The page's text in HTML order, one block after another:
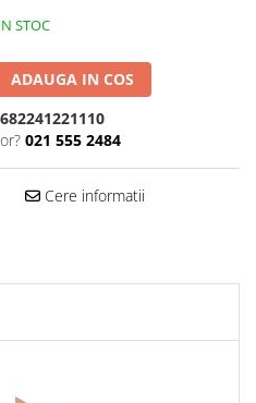
STOC
ADAUGA IN COS
021 555 2484
Cere informatii